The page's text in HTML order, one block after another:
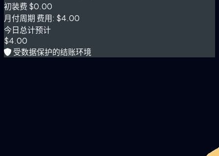
初装费 $0.00
月付周期 费用: $4.00
今日总计预计
$4.00
受数据保护的结账环境